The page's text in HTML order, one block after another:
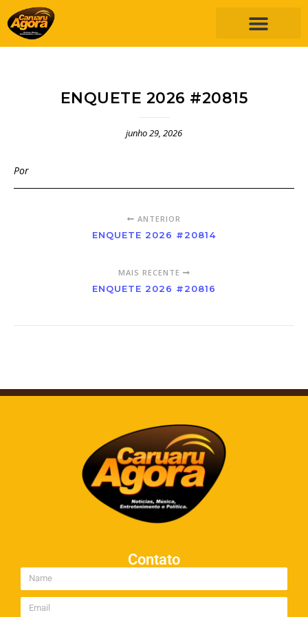
ENQUETE 2026 #20815
junho 29, 2026
Por
ANTERIOR
ENQUETE 2026 #20814
MAIS RECENTE
ENQUETE 2026 #20816
Contato